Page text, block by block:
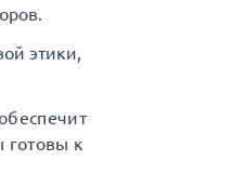
этики,
готовы к